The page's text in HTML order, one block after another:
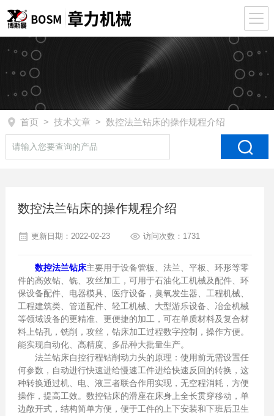
首页 > 技术文章 > 数控法兰钻床的操作规程介绍
数控法兰钻床的操作规程介绍
更新日期：2022-02-23 访问次数：1731
数控法兰钻床主要用于设备管板、法兰、平板、环形等零
件的高效钻、铣、攻丝加工，可用于石油化工机械及配件、环
保设备配件、电器模具、医疗设备，臭氧发生器、工程机械、
工程建筑类、管道配件、轻工机械、大型游乐设备、冶金机械
等领域设备的更精准、更便捷的加工，可在单质材料及复合材
料上钻孔，铣削，攻丝，钻床加工过程数字控制，操作方便。
能实现自动化、高精度、多品种大批量生产。
法兰钻床自控行程钻削动力头的原理：使用前无需设置任
何参数，自动进行快速进给慢速工件进给快速反回的转换，这
种转换通过机、电、液三者联合作用实现，无空程消耗，方便
操作，提高工效。数控钻床的滑座在床身上全长贯穿移动，单
边敞开式，结构简单方便，便于工件的上下安装和下班后卫生